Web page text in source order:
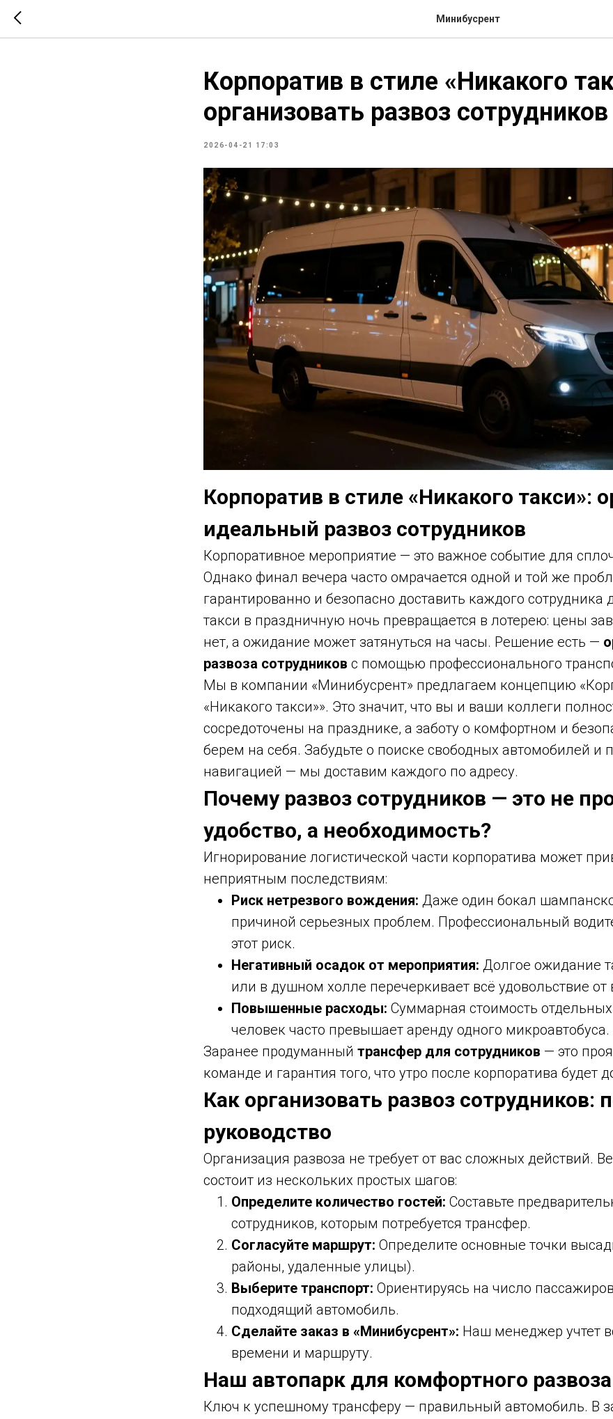
Минибусрент
Корпоратив в стиле «Никакого
организовать развоз сотрудников
2026-04-21 17:03
Корпоратив в стиле «Никакого такси»:
идеальный развоз сотрудников
Корпоративное мероприятие — это важное событие для
Однако финал вечера часто омрачается одной и той же
гарантированно и безопасно доставить каждого сотрудника
такси в праздничную ночь превращается в лотерею: цены
нет, а ожидание может затянуться на часы. Решение есть —
развоза сотрудников с помощью профессионального
Мы в компании «Минибусрент» предлагаем концепцию
«Никакого такси»». Это значит, что вы и ваши коллеги
сосредоточены на празднике, а заботу о комфортном и
берем на себя. Забудьте о поиске свободных автомобилей и
навигацией — мы доставим каждого по адресу.
Почему развоз сотрудников — это не
удобство, а необходимость?
Игнорирование логистической части корпоратива может
неприятным последствиям:
Риск нетрезвого вождения: Даже один бокал
причиной серьезных проблем. Профессиональный
этот риск.
Негативный осадок от мероприятия: Долгое ожидание
или в душном холле перечеркивает всё удовольствие от
Повышенные расходы: Суммарная стоимость
человек часто превышает аренду одного микроавтобуса.
Заранее продуманный трансфер для сотрудников — это
команде и гарантия того, что утро после корпоратива будет
Как организовать развоз сотрудников:
руководство
Организация развоза не требует от вас сложных действий.
состоит из нескольких простых шагов:
Определите количество гостей: Составьте
сотрудников, которым потребуется трансфер.
Согласуйте маршрут: Определите основные точки
районы, удаленные улицы).
Выберите транспорт: Ориентируясь на число
подходящий автомобиль.
Сделайте заказ в «Минибусрент»: Наш менеджер учтет
времени и маршруту.
Наш автопарк для комфортного развоза
Ключ к успешному трансферу — правильный автомобиль. В